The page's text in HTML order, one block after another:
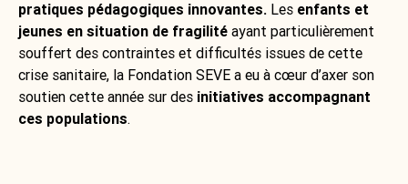
pratiques pédagogiques innovantes. Les enfants et
jeunes en situation de fragilité ayant particulièrement
souffert des contraintes et difficultés issues de cette
crise sanitaire, la Fondation SEVE a eu à cœur d’axer son
soutien cette année sur des initiatives accompagnant
ces populations.